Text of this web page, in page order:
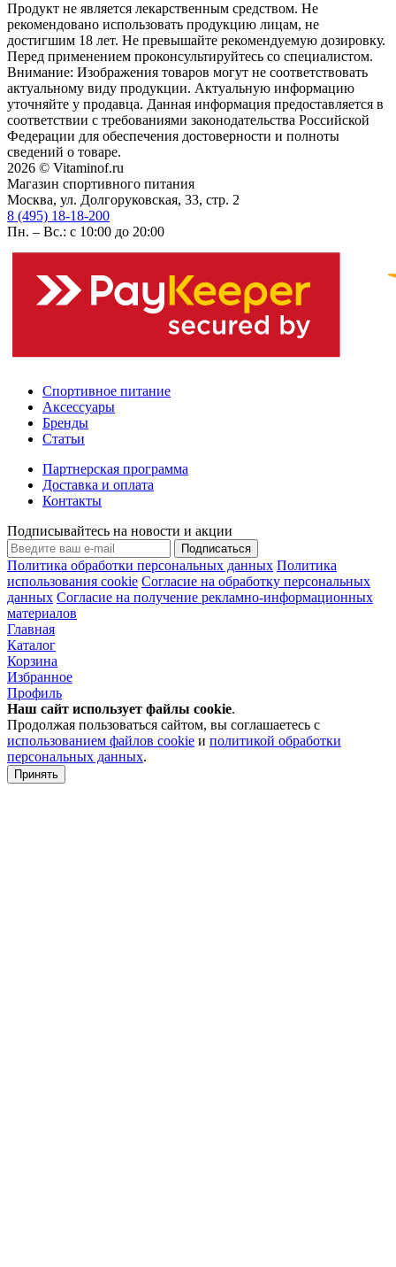
Продукт не является лекарственным средством. Не
рекомендовано использовать продукцию лицам, не
достигшим 18 лет. Не превышайте рекомендуемую дозировку.
Перед применением проконсультируйтесь со специалистом.
Внимание: Изображения товаров могут не соответствовать
актуальному виду продукции. Актуальную информацию
уточняйте у продавца. Данная информация предоставляется в
соответствии с требованиями законодательства Российской
Федерации для обеспечения достоверности и полноты
сведений о товаре.
2026 © Vitaminof.ru
Магазин спортивного питания
Москва, ул. Долгоруковская, 33, стр. 2
8 (495) 18-18-200
Пн. – Вс.: с 10:00 до 20:00
Спортивное питание
Аксессуары
Бренды
Статьи
Партнерская программа
Доставка и оплата
Контакты
Подписывайтесь на новости и акции
Подписаться
Политика обработки персональных данных Политика
использования cookie Согласие на обработку персональных
данных Согласие на получение рекламно-информационных
материалов
Главная
Каталог
Корзина
Избранное
Профиль
Наш сайт использует файлы cookie.
Продолжая пользоваться сайтом, вы соглашаетесь с
использованием файлов cookie и политикой обработки
персональных данных.
Принять